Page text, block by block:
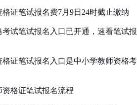
证笔试报名费7月9日24时截止缴纳
考试笔试报名入口已开通，速看笔试报
证笔试报名入口是中小学教师资格考
资格证笔试报名流程